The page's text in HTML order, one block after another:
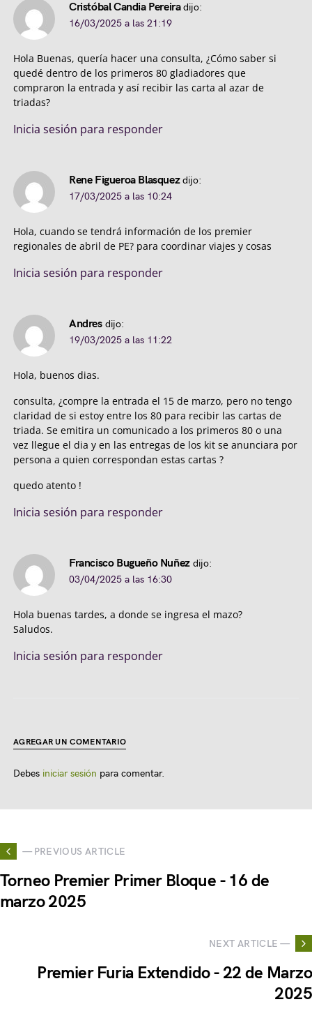
Cristóbal Candia Pereira dijo:
16/03/2025 a las 21:19
Hola Buenas, quería hacer una consulta, ¿Cómo saber si
quedé dentro de los primeros 80 gladiadores que
compraron la entrada y así recibir las carta al azar de
triadas?
Inicia sesión para responder
Rene Figueroa Blasquez dijo:
17/03/2025 a las 10:24
Hola, cuando se tendrá información de los premier
regionales de abril de PE? para coordinar viajes y cosas
Inicia sesión para responder
Andres dijo:
19/03/2025 a las 11:22
Hola, buenos dias.
consulta, ¿compre la entrada el 15 de marzo, pero no tengo
claridad de si estoy entre los 80 para recibir las cartas de
triada. Se emitira un comunicado a los primeros 80 o una
vez llegue el dia y en las entregas de los kit se anunciara por
persona a quien correspondan estas cartas ?
quedo atento !
Inicia sesión para responder
Francisco Bugueño Nuñez dijo:
03/04/2025 a las 16:30
Hola buenas tardes, a donde se ingresa el mazo?
Saludos.
Inicia sesión para responder
AGREGAR UN COMENTARIO
Debes iniciar sesión para comentar.
— PREVIOUS ARTICLE
Torneo Premier Primer Bloque - 16 de
marzo 2025
NEXT ARTICLE —
Premier Furia Extendido - 22 de Marzo
2025